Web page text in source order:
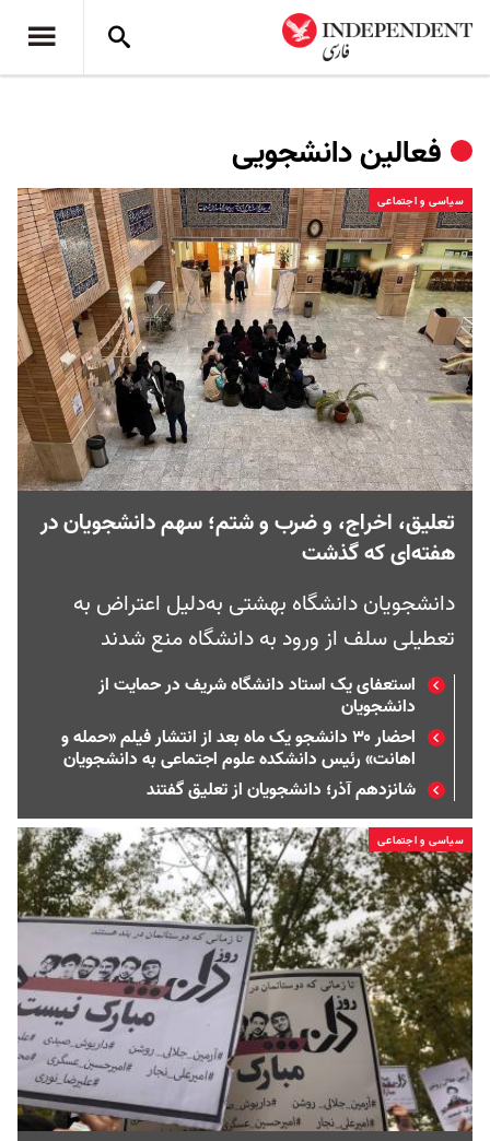
فعالین دانشجویی
سیاسی و اجتماعی
تعلیق، اخراج، و ضرب و شتم؛ سهم دانشجویان در
هفته‌ای که گذشت
دانشجویان دانشگاه بهشتی به‌دلیل اعتراض به
تعطیلی سلف از ورود به دانشگاه منع شدند
استعفای یک استاد دانشگاه شریف در حمایت از
دانشجویان
احضار ۳۰ دانشجو یک ماه بعد از انتشار فیلم «حمله و
اهانت» رئیس دانشکده علوم اجتماعی به دانشجویان
شانزدهم آذر؛ دانشجویان از تعلیق گفتند
سیاسی و اجتماعی